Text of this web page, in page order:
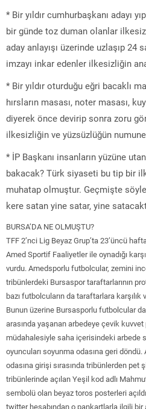
* Bir yıldır cumhurbaşkanı adayı
bir günde toz duman olanlar
aday anlayışı üzerinde uzlaşıp 24
imzayı inkar edenler ilkesizliğin
* Bir yıldır oturduğu eğri bacaklı
hırsların masası, noter masası,
diyerek önce devirip sonra zoru
ilkesizliğin ve yüzsüzlüğün
* İP Başkanı insanların yüzüne
bakacak? Türk siyaseti bu tip bir
muhatap olmuştur. Geçmişte
kere satan yine satar, yine
BURSA’DA NE OLMUŞTU?
TFF 2’nci Lig Beyaz Grup’ta 23’üncü
Amed Sportif Faaliyetler ile oynadığı
vurdu. Amedsporlu futbolcular, zemini
tribünlerdeki Bursaspor taraftarlarının
bazı futbolcuların da taraftarlara
Bunun üzerine Bursasporlu futbolcular
arasında yaşanan arbedeye çevik
müdahalesiyle saha içerisindeki arbede
oyuncuları soyunma odasına geri
odasına girişi sırasında tribünlerden pet
tribünlerinde açılan Yeşil kod adlı
sembolü olan beyaz toros posterleri
twitter hesabından o pankartlarla ilgili bir